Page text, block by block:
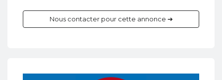
Nous contacter pour cette annonce ➔